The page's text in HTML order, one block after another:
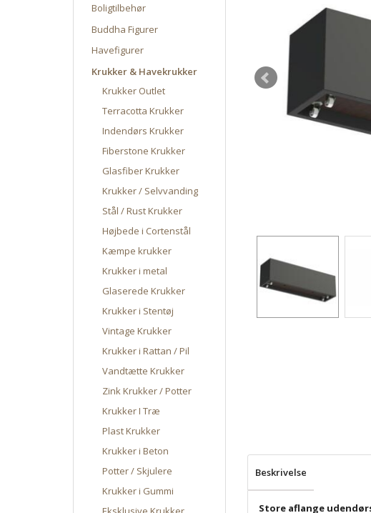
Boligtilbehør
Buddha Figurer
Havefigurer
Krukker & Havekrukker
Krukker Outlet
Terracotta Krukker
Indendørs Krukker
Fiberstone Krukker
Glasfiber Krukker
Krukker / Selvvanding
Stål / Rust Krukker
Højbede i Cortenstål
Kæmpe krukker
Krukker i metal
Glaserede Krukker
Krukker i Stentøj
Vintage Krukker
Krukker i Rattan / Pil
Vandtætte Krukker
Zink Krukker / Potter
Krukker I Træ
Plast Krukker
Krukker i Beton
Potter / Skjulere
Krukker i Gummi
Beskrivelse
Store aflange